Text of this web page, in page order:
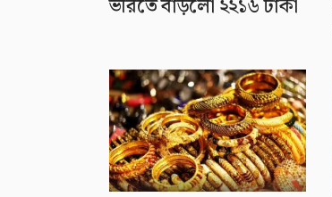
ভরিতে বাড়লো ২২১৬ টাকা